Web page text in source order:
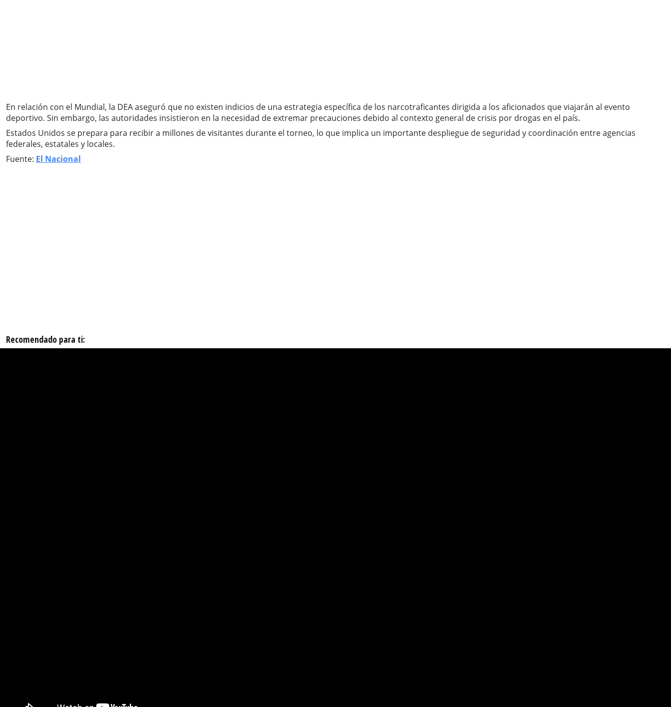
En relación con el Mundial, la DEA aseguró que no existen indicios de una estrategia específica de los narcotraficantes dirigida a los aficionados que viajarán al evento
deportivo. Sin embargo, las autoridades insistieron en la necesidad de extremar precauciones debido al contexto general de crisis por drogas en el país.
Estados Unidos se prepara para recibir a millones de visitantes durante el torneo, lo que implica un importante despliegue de seguridad y coordinación entre agencias
federales, estatales y locales.
Fuente: El Nacional
Recomendado para ti: